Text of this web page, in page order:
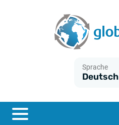
Sprache
Deutsch
ESTER
Was ist die VPI-Inflation?
Was ist die HVPI-Inflation?
Deutsche inflation
Historische Euribor-Sätze
Historische ESTER-Sätze
Historische SOFR-Sätze
Inflationsrechner